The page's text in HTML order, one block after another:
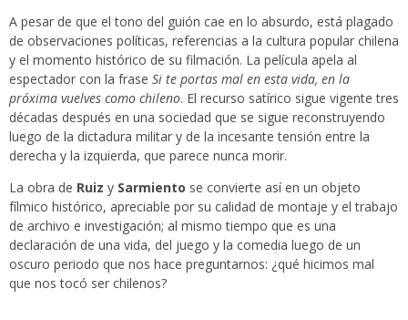
A pesar de que el tono del guión cae en lo absurdo, está plagado
de observaciones políticas, referencias a la cultura popular chilena
y el momento histórico de su filmación. La película apela al
espectador con la frase Si te portas mal en esta vida, en la
próxima vuelves como chileno. El recurso satírico sigue vigente tres
décadas después en una sociedad que se sigue reconstruyendo
luego de la dictadura militar y de la incesante tensión entre la
derecha y la izquierda, que parece nunca morir.
La obra de Ruiz y Sarmiento se convierte así en un objeto
fílmico histórico, apreciable por su calidad de montaje y el trabajo
de archivo e investigación; al mismo tiempo que es una
declaración de una vida, del juego y la comedia luego de un
oscuro periodo que nos hace preguntarnos: ¿qué hicimos mal
que nos tocó ser chilenos?